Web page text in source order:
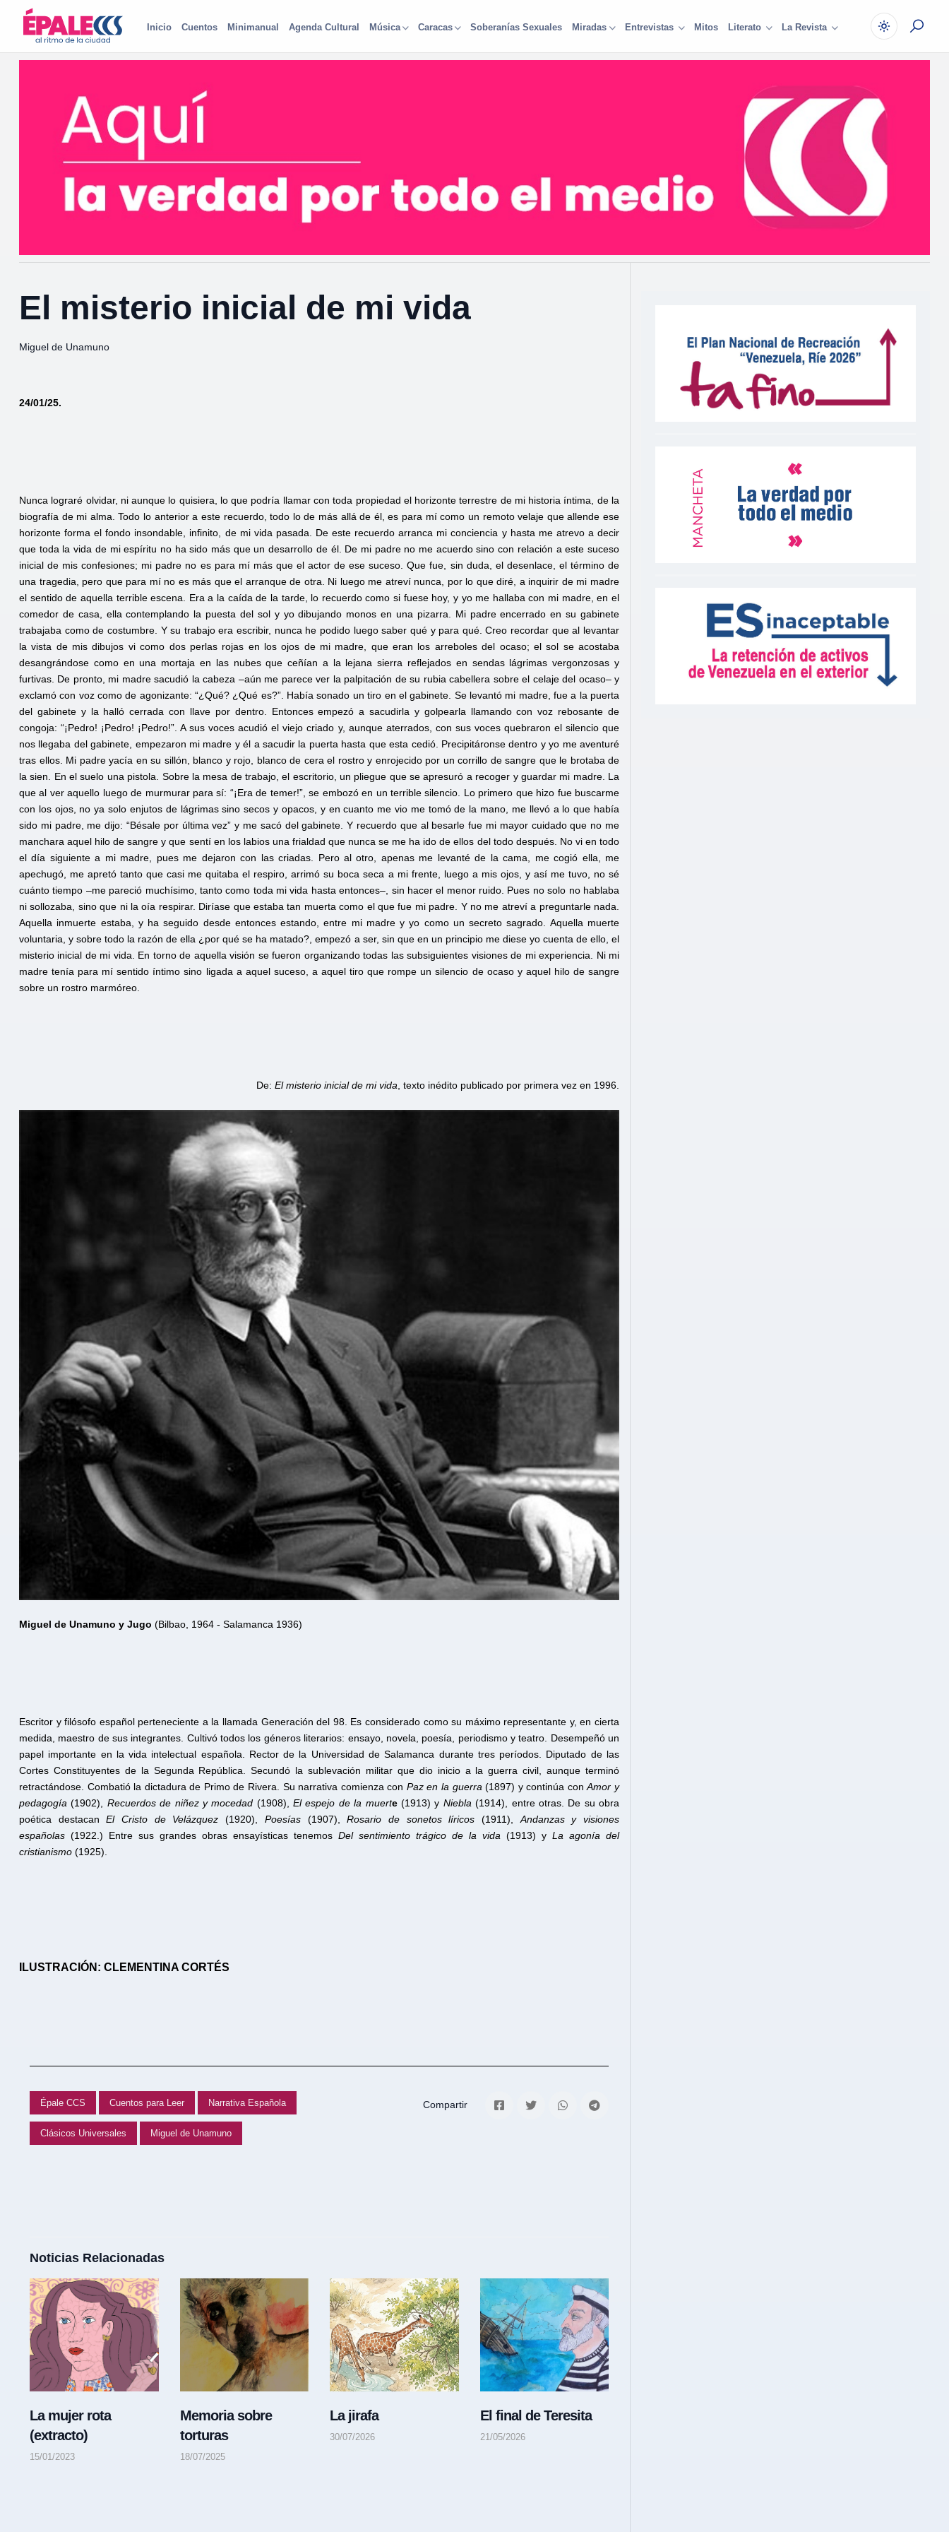
Inicio Cuentos Minimanual Agenda Cultural Música Caracas Soberanías Sexuales Miradas Entrevistas Mitos Literato La Revista
El misterio inicial de mi vida
Miguel de Unamuno
24/01/25.
Nunca lograré olvidar, ni aunque lo quisiera, lo que podría llamar con toda propiedad el horizonte terrestre de mi historia íntima, de la
biografía de mi alma. Todo lo anterior a este recuerdo, todo lo de más allá de él, es para mí como un remoto velaje que allende ese
horizonte forma el fondo insondable, infinito, de mi vida pasada. De este recuerdo arranca mi conciencia y hasta me atrevo a decir
que toda la vida de mi espíritu no ha sido más que un desarrollo de él. De mi padre no me acuerdo sino con relación a este suceso
inicial de mis confesiones; mi padre no es para mí más que el actor de ese suceso. Que fue, sin duda, el desenlace, el término de
una tragedia, pero que para mí no es más que el arranque de otra. Ni luego me atreví nunca, por lo que diré, a inquirir de mi madre
el sentido de aquella terrible escena. Era a la caída de la tarde, lo recuerdo como si fuese hoy, y yo me hallaba con mi madre, en el
comedor de casa, ella contemplando la puesta del sol y yo dibujando monos en una pizarra. Mi padre encerrado en su gabinete
trabajaba como de costumbre. Y su trabajo era escribir, nunca he podido luego saber qué y para qué. Creo recordar que al levantar
la vista de mis dibujos vi como dos perlas rojas en los ojos de mi madre, que eran los arreboles del ocaso; el sol se acostaba
desangrándose como en una mortaja en las nubes que ceñían a la lejana sierra reflejados en sendas lágrimas vergonzosas y
furtivas. De pronto, mi madre sacudió la cabeza –aún me parece ver la palpitación de su rubia cabellera sobre el celaje del ocaso– y
exclamó con voz como de agonizante: “¿Qué? ¿Qué es?”. Había sonado un tiro en el gabinete. Se levantó mi madre, fue a la puerta
del gabinete y la halló cerrada con llave por dentro. Entonces empezó a sacudirla y golpearla llamando con voz rebosante de
congoja: “¡Pedro! ¡Pedro! ¡Pedro!”. A sus voces acudió el viejo criado y, aunque aterrados, con sus voces quebraron el silencio que
nos llegaba del gabinete, empezaron mi madre y él a sacudir la puerta hasta que esta cedió. Precipitáronse dentro y yo me aventuré
tras ellos. Mi padre yacía en su sillón, blanco y rojo, blanco de cera el rostro y enrojecido por un corrillo de sangre que le brotaba de
la sien. En el suelo una pistola. Sobre la mesa de trabajo, el escritorio, un pliegue que se apresuró a recoger y guardar mi madre. La
que al ver aquello luego de murmurar para sí: “¡Era de temer!”, se embozó en un terrible silencio. Lo primero que hizo fue buscarme
con los ojos, no ya solo enjutos de lágrimas sino secos y opacos, y en cuanto me vio me tomó de la mano, me llevó a lo que había
sido mi padre, me dijo: “Bésale por última vez” y me sacó del gabinete. Y recuerdo que al besarle fue mi mayor cuidado que no me
manchara aquel hilo de sangre y que sentí en los labios una frialdad que nunca se me ha ido de ellos del todo después. No vi en todo
el día siguiente a mi madre, pues me dejaron con las criadas. Pero al otro, apenas me levanté de la cama, me cogió ella, me
apechugó, me apretó tanto que casi me quitaba el respiro, arrimó su boca seca a mi frente, luego a mis ojos, y así me tuvo, no sé
cuánto tiempo –me pareció muchísimo, tanto como toda mi vida hasta entonces–, sin hacer el menor ruido. Pues no solo no hablaba
ni sollozaba, sino que ni la oía respirar. Diríase que estaba tan muerta como el que fue mi padre. Y no me atreví a preguntarle nada.
Aquella inmuerte estaba, y ha seguido desde entonces estando, entre mi madre y yo como un secreto sagrado. Aquella muerte
voluntaria, y sobre todo la razón de ella ¿por qué se ha matado?, empezó a ser, sin que en un principio me diese yo cuenta de ello, el
misterio inicial de mi vida. En torno de aquella visión se fueron organizando todas las subsiguientes visiones de mi experiencia. Ni mi
madre tenía para mí sentido íntimo sino ligada a aquel suceso, a aquel tiro que rompe un silencio de ocaso y aquel hilo de sangre
sobre un rostro marmóreo.
De: El misterio inicial de mi vida , texto inédito publicado por primera vez en 1996.
Miguel de Unamuno y Jugo (Bilbao, 1964 - Salamanca 1936)
Escritor y filósofo español perteneciente a la llamada Generación del 98. Es considerado como su máximo representante y, en cierta
medida, maestro de sus integrantes. Cultivó todos los géneros literarios: ensayo, novela, poesía, periodismo y teatro. Desempeñó un
papel importante en la vida intelectual española. Rector de la Universidad de Salamanca durante tres períodos. Diputado de las
Cortes Constituyentes de la Segunda República. Secundó la sublevación militar que dio inicio a la guerra civil, aunque terminó
retractándose. Combatió la dictadura de Primo de Rivera. Su narrativa comienza con Paz en la guerra (1897) y continúa conAmor y
pedagogía (1902), Recuerdos de niñez y mocedad (1908),El espejo de la muerte(1913) y Niebla(1914), entre otras. De su obra
poética destacanEl Cristo de Velázquez (1920), Poesías(1907),Rosario de sonetos líricos (1911), Andanzas y visiones
españolas (1922.) Entre sus grandes obras ensayísticas tenemos Del sentimiento trágico de la vida (1913) y La agonía del
cristianismo (1925).
ILUSTRACIÓN: CLEMENTINA CORTÉS
Épale CCS Cuentos para Leer Narrativa Española
Clásicos Universales Miguel de Unamuno
Compartir
Noticias Relacionadas
La mujer rota
(extracto)
15/01/2023
Memoria sobre
torturas
18/07/2025
La jirafa
30/07/2026
El final de Teresita
21/05/2026